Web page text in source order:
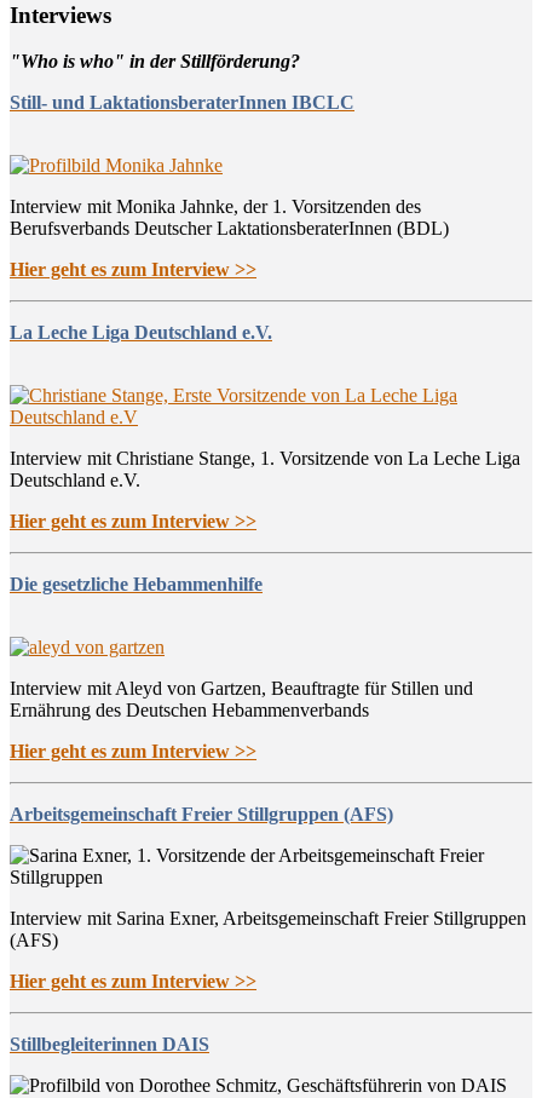
Inter­views
"Who is who" in der Stillförderung?
Still- und LaktationsberaterInnen IBCLC
Interview mit Monika Jahnke, der 1. Vorsitzenden des
Berufsverbands Deutscher LaktationsberaterInnen (BDL)
Hier geht es zum Interview >>
La Leche Liga Deutschland e.V.
Interview mit Christiane Stange, 1. Vorsitzende von La Leche Liga
Deutschland e.V.
Hier geht es zum Interview >>
Die gesetzliche Hebammenhilfe
Interview mit Aleyd von Gartzen, Beauftragte für Stillen und
Ernährung des Deutschen Hebammenverbands
Hier geht es zum Interview >>
Arbeitsgemeinschaft Freier Stillgruppen (AFS)
Interview mit Sarina Exner, Arbeitsgemeinschaft Freier Stillgruppen
(AFS)
Hier geht es zum Interview >>
Stillbegleiterinnen DAIS